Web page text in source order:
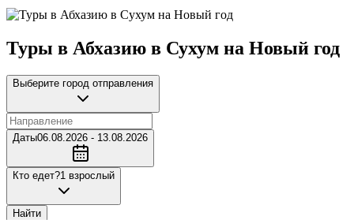
Туры в Абхазию в Сухум на Новый год
Выберите город отправления
Даты06.08.2026 - 13.08.2026
Кто едет?1 взрослый
Найти